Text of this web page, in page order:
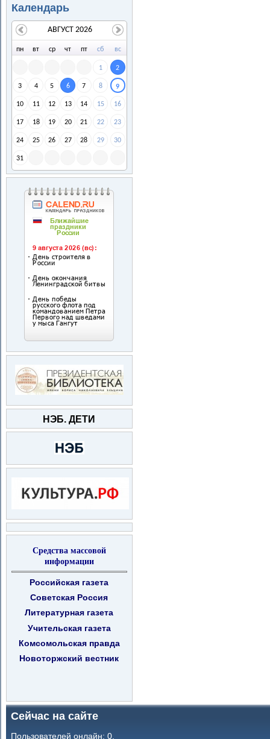
Календарь
пн вт ср чт пт сб вс
1 2
3 4 5 6 7 8 9
10 11 12 13 14 15 16
17 18 19 20 21 22 23
24 25 26 27 28 29 30
31
АВГУСТ 2026
НЭБ. ДЕТИ
Средства массовой
информации
Российская газета
Советская Россия
Литературная газета
Учительская газета
Комсомольская правда
Новоторжский вестник
Сейчас на сайте
Пользователей онлайн: 0.